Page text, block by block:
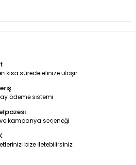
kısa sürede elinize ulaşır.
ödeme sistemi
kampanya seçeneği
bize iletebilirsiniz.